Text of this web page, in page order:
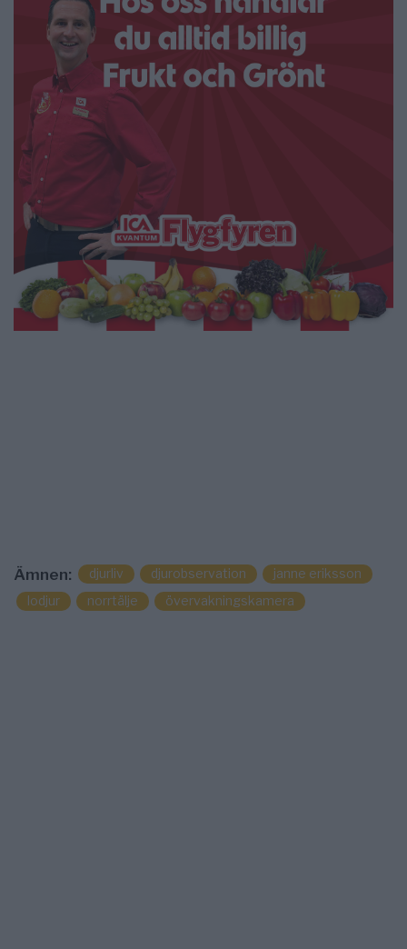
Ämnen: djurliv djurobservation
janne eriksson
lodjur
norrtälje övervakningskamera